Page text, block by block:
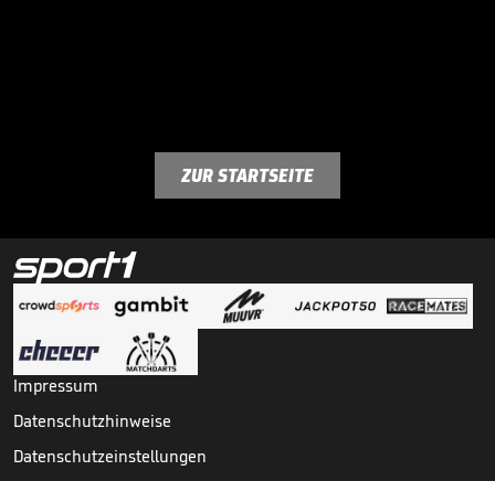
ZUR STARTSEITE
Impressum
Datenschutzhinweise
Datenschutzeinstellungen